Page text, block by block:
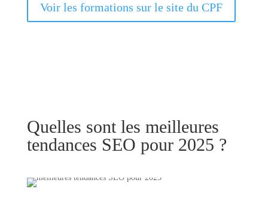
Voir les formations sur le site du CPF
Quelles sont les meilleures
tendances SEO pour 2025 ?